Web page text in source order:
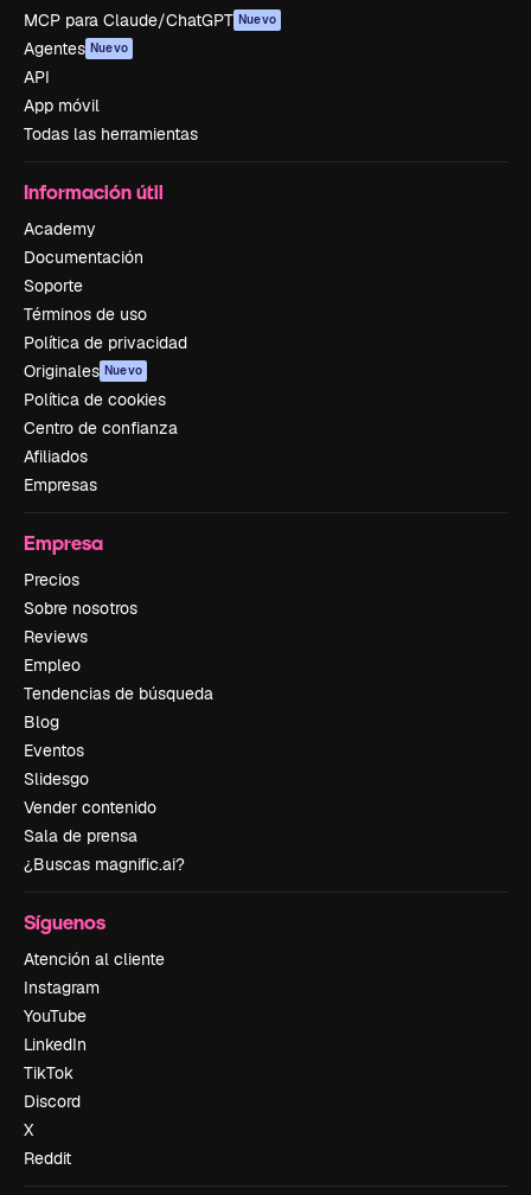
MCP para Claude/ChatGPT Nuevo
Agentes Nuevo
API
App móvil
Todas las herramientas
Información útil
Academy
Documentación
Soporte
Términos de uso
Política de privacidad
Originales Nuevo
Política de cookies
Centro de confianza
Afiliados
Empresas
Empresa
Precios
Sobre nosotros
Reviews
Empleo
Tendencias de búsqueda
Blog
Eventos
Slidesgo
Vender contenido
Sala de prensa
¿Buscas magnific.ai?
Síguenos
Atención al cliente
Instagram
YouTube
LinkedIn
TikTok
Discord
X
Reddit